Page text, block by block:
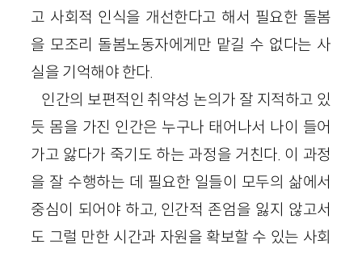
고 사회적 인식을 개선한다고 해서 필요한 돌봄
을 모조리 돌봄노동자에게만 맡길 수 없다는 사
실을 기억해야 한다.
인간의 보편적인 취약성 논의가 잘 지적하고 있
듯 몸을 가진 인간은 누구나 태어나서 나이 들어
가고 앓다가 죽기도 하는 과정을 거친다. 이 과정
을 잘 수행하는 데 필요한 일들이 모두의 삶에서
중심이 되어야 하고, 인간적 존엄을 잃지 않고서
도 그럴 만한 시간과 자원을 확보할 수 있는 사회